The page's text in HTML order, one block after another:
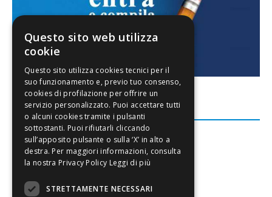
FACEBOOK
Questo sito web utilizza
cookie
Leggi di più
STRETTAMENTE NECESSARI